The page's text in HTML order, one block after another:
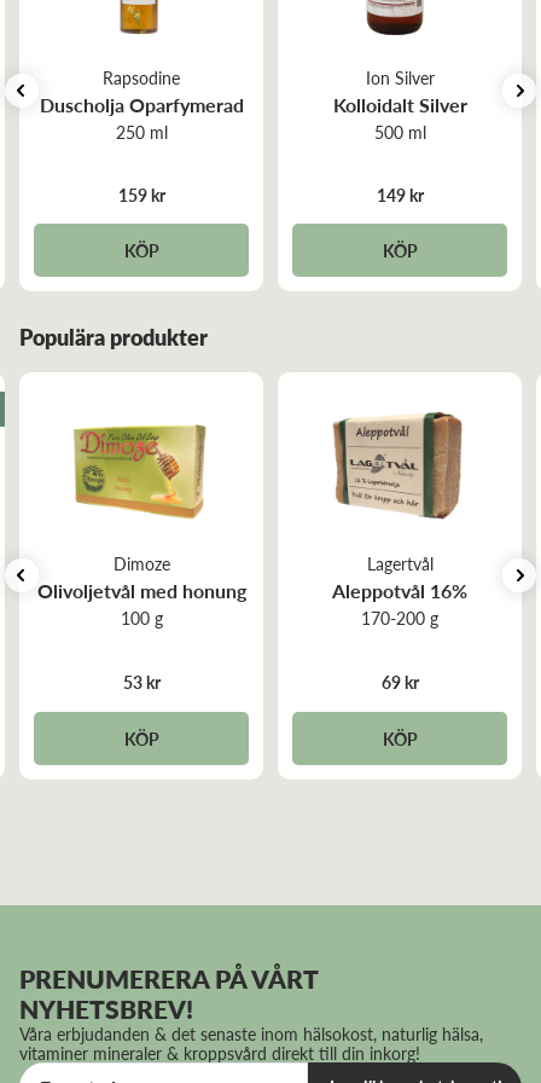
Recensiondatum:
Len och mjuk. Torkar inte ut huden. Få ingredienser och
Monica L
Recensiondatum: 2024-06-10
Mycket återfuktande, toppen.
Britt N
Recensiondatum: 2024-01-02
Rapsodine
Duscholja Oparfymerad
250 ml
159 kr
KÖP
Ion Silver
Kolloidalt Silver
500 ml
149 kr
KÖP
Populära produkter
Dimoze
Olivoljetvål med honung
100 g
53 kr
KÖP
Lagertvål
Aleppotvål 16%
170-200 g
69 kr
KÖP
PRENUMERERA PÅ VÅRT
NYHETSBREV!
Våra erbjudanden & det senaste inom hälsokost, naturlig hälsa,
vitaminer mineraler & kroppsvård direkt till din inkorg!